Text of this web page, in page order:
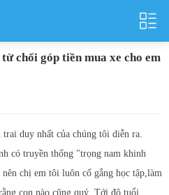
chối góp tiền mua xe cho em
duy nhất của chúng tôi diễn ra.
có truyền thống "trọng nam khinh
chị em tôi luôn cố gắng học tập,làm
con nào cũng quý. Tới độ tuổi